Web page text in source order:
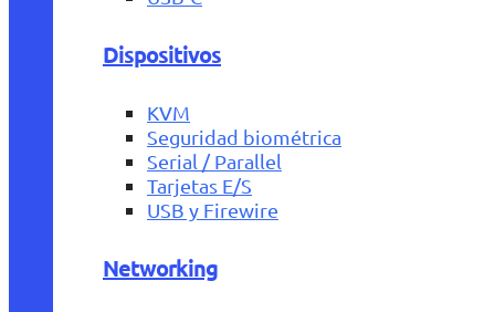
Dispositivos
KVM
Seguridad biométrica
Serial / Parallel
Tarjetas E/S
USB y Firewire
Networking